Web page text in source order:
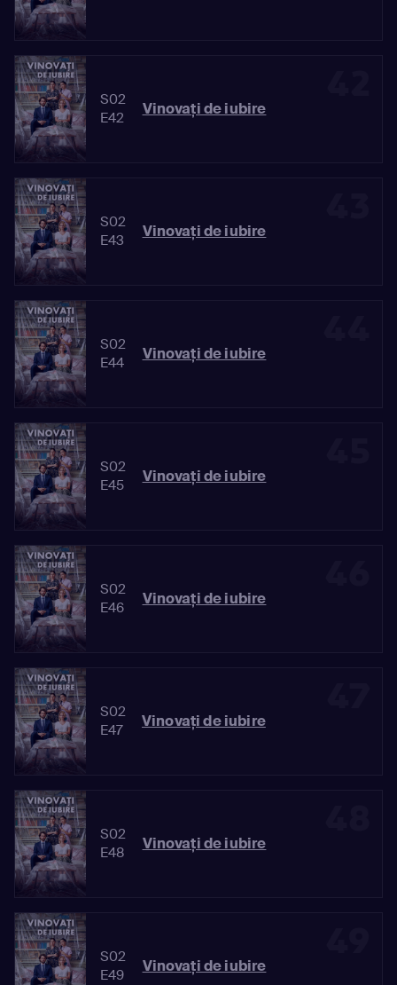
S02
E42
Vinovaţi de iubire
S02
E43
Vinovaţi de iubire
S02
E44
Vinovaţi de iubire
S02
E45
Vinovaţi de iubire
S02
E46
Vinovaţi de iubire
S02
E47
Vinovaţi de iubire
S02
E48
Vinovaţi de iubire
S02
E49
Vinovaţi de iubire